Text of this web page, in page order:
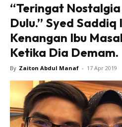
“Teringat
Dulu.” Syed Saddiq
Kenangan Ibu
Ketika Dia Demam.
By Zaiton Abdul Manaf - 17 Apr 2019